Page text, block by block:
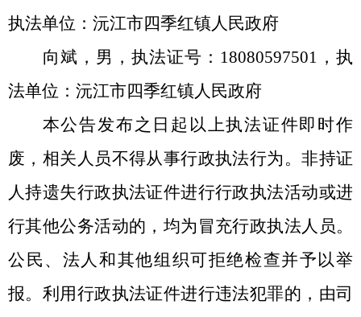
执法单位：沅江市四季红镇人民政府
向斌 ，男，执法证号： 18080597501 ，执
法单位：沅江市四季红镇人民政府
本公告发布之日起以上执法证件即时作
废，相关人员不得从事行政执法行为。非持证
人持遗失行政执法证件进行行政执法活动或进
行其他公务活动的，均为冒充行政执法人员。
公民、法人和其他组织可拒绝检查并予以举
报。利用行政执法证件进行违法犯罪的，由司